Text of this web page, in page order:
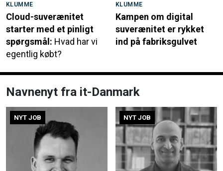
KLUMME
Cloud-suverænitet
starter med et pinligt
spørgsmål: Hvad har vi
egentlig købt?
KLUMME
Kampen om digital
suverænitet er rykket
ind på fabriksgulvet
Navnenyt fra it-Danmark
NYT JOB NYT JOB